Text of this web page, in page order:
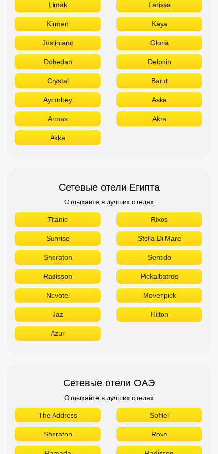
Limak Larissa
Kirman Kaya
Justiniano Gloria
Dobedan Delphin
Crystal Barut
Aydınbey Aska
Armas Akra
Akka
Сетевые отели Египта
Отдыхайте в лучших отелях
Titanic Rixos
Sunrise Stella Di Mare
Sheraton Sentido
Radisson Pickalbatros
Novotel Movenpick
Jaz Hilton
Azur
Сетевые отели ОАЭ
Отдыхайте в лучших отелях
The Address Sofitel
Sheraton Rove